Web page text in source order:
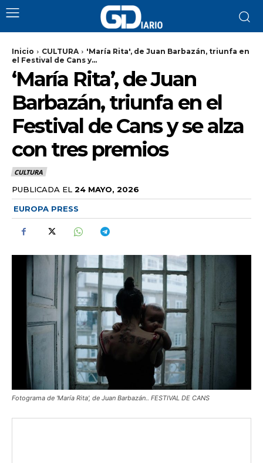
Inicio CULTURA
'María Rita', de Juan Barbazán, triunfa en
el Festival de Cans y...
‘María Rita’, de Juan
Barbazán, triunfa en el
Festival de Cans y se alza
con tres premios
CULTURA
PUBLICADA EL 24 MAYO, 2026
EUROPA PRESS
Fotograma de 'María Rita', de Juan Barbazán.. FESTIVAL DE CANS